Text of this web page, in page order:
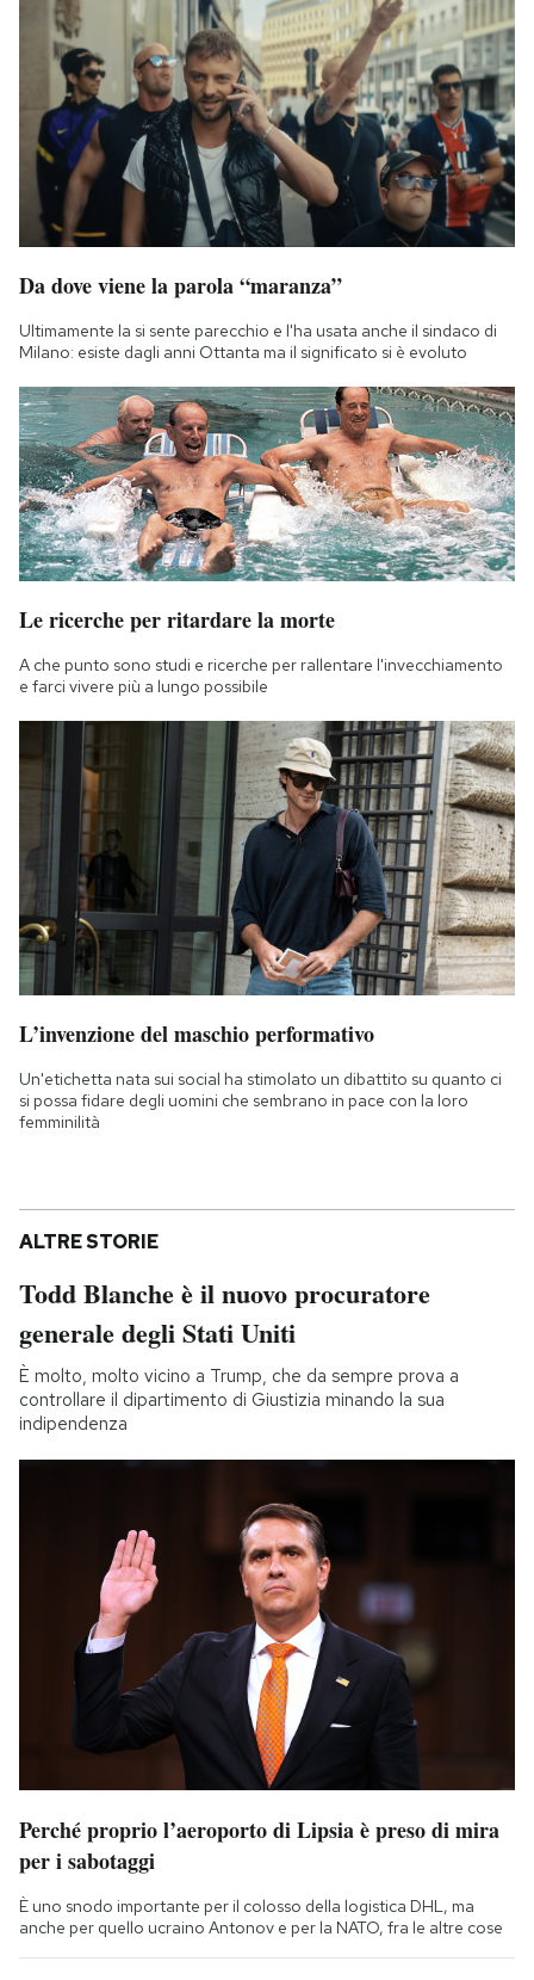
Da dove viene la parola “maranza”
Ultimamente la si sente parecchio e l'ha usata anche il sindaco di
Milano: esiste dagli anni Ottanta ma il significato si è evoluto
Le ricerche per ritardare la morte
A che punto sono studi e ricerche per rallentare l'invecchiamento
e farci vivere più a lungo possibile
L’invenzione del maschio performativo
Un'etichetta nata sui social ha stimolato un dibattito su quanto ci
si possa fidare degli uomini che sembrano in pace con la loro
femminilità
ALTRE STORIE
Todd Blanche è il nuovo procuratore
generale degli Stati Uniti
È molto, molto vicino a Trump, che da sempre prova a
controllare il dipartimento di Giustizia minando la sua
indipendenza
Perché proprio l’aeroporto di Lipsia è preso di mira
per i sabotaggi
È uno snodo importante per il colosso della logistica DHL, ma
anche per quello ucraino Antonov e per la NATO, fra le altre cose